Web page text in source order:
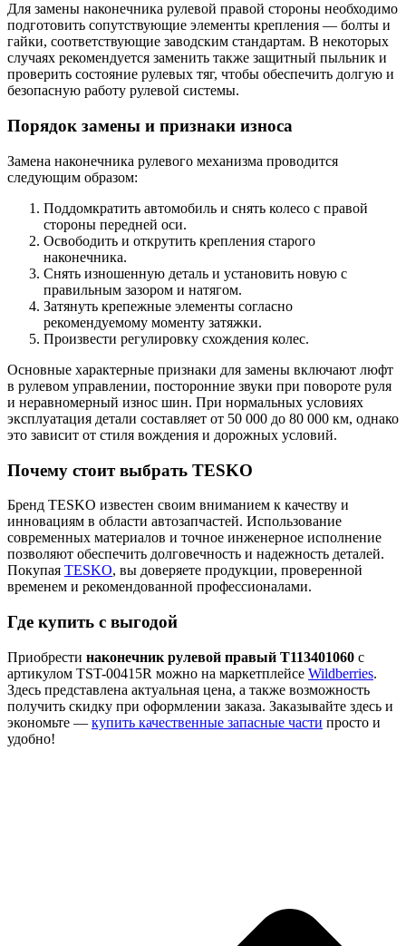
Для замены наконечника рулевой правой стороны необходимо
подготовить сопутствующие элементы крепления — болты и
гайки, соответствующие заводским стандартам. В некоторых
случаях рекомендуется заменить также защитный пыльник и
проверить состояние рулевых тяг, чтобы обеспечить долгую и
безопасную работу рулевой системы.
Порядок замены и признаки износа
Замена наконечника рулевого механизма проводится
следующим образом:
Поддомкратить автомобиль и снять колесо с правой
стороны передней оси.
Освободить и открутить крепления старого
наконечника.
Снять изношенную деталь и установить новую с
правильным зазором и натягом.
Затянуть крепежные элементы согласно
рекомендуемому моменту затяжки.
Произвести регулировку схождения колес.
Основные характерные признаки для замены включают люфт
в рулевом управлении, посторонние звуки при повороте руля
и неравномерный износ шин. При нормальных условиях
эксплуатация детали составляет от 50 000 до 80 000 км, однако
это зависит от стиля вождения и дорожных условий.
Почему стоит выбрать TESKO
Бренд TESKO известен своим вниманием к качеству и
инновациям в области автозапчастей. Использование
современных материалов и точное инженерное исполнение
позволяют обеспечить долговечность и надежность деталей.
Покупая TESKO, вы доверяете продукции, проверенной
временем и рекомендованной профессионалами.
Где купить с выгодой
Приобрести наконечник рулевой правый T113401060 с
артикулом TST-00415R можно на маркетплейсе Wildberries.
Здесь представлена актуальная цена, а также возможность
получить скидку при оформлении заказа. Заказывайте здесь и
экономьте — купить качественные запасные части просто и
удобно!